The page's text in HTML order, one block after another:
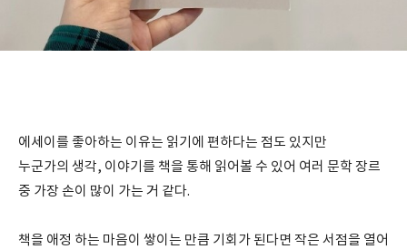
에세이를 좋아하는 이유는 읽기에 편하다는 점도 있지만
누군가의 생각, 이야기를 책을 통해 읽어볼 수 있어 여러 문학 장르
중 가장 손이 많이 가는 거 같다.
책을 애정 하는 마음이 쌓이는 만큼 기회가 된다면 작은 서점을 열어